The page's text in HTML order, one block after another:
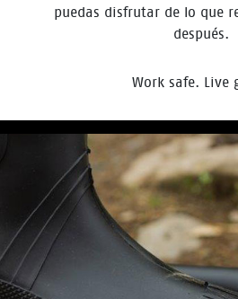
puedas disfrutar de lo que
después.
Work safe. Live